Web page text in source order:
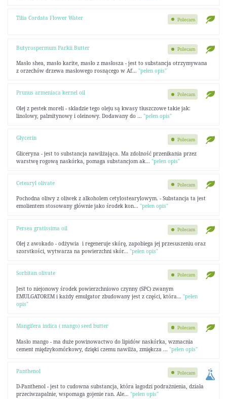
Tilia Cordata Flower Water Polecam
Butyrospermum Parkii Butter
Masło shea, masło karite, masło z masłosza - jest to substancja otrzymywana
z orzechów drzewa masłowego rosnącego w Af... "pełen opis"
Polecam
Prunus armeniaca kernel oil
Olej z pestek moreli - składzie tego oleju są kwasy tłuszczowe takie jak:
linolowy, palmitynowy i oleinowy. Dodawany do ... "pełen opis"
Polecam
Glycerin
Gliceryna - jest to substancja nawilżająca. Ma zdolność przenikania przez
warstwę rogową naskórka, pomaga substancjom ak... "pełen opis"
Polecam
Cetearyl olivate
Pochodna oliwy z oliwek z alkoholem cetylostearylowym. - Substancja ta jest
emolientem stosowany głównie jako środek kon... "pełen opis"
Polecam
Persea gratissima oil
Olej z awokado - odżywia i regeneruje skórę, zapobiega jej przesuszeniu oraz
szorstkości, wytwarza na powierzchni skór... "pełen opis"
Polecam
Sorbitan olivate
Jest to niejonowy środek powierzchniowo czynny (SPC) zwanym
EMULGATOREM i każdy emulgator zbudowany jest z części, która... "pełen
opis"
Polecam
Mangifera indica ( mango) seed butter
Masło mango - ma duże powinowactwo do lipidów naskórka, wzmacnia
cement międzykomórkowy, dzięki czemu nawilża, zmiękcza ... "pełen opis"
Polecam
Panthenol
D-Panthenol - jest to cudowna substancja, która łagodzi podrażnienia, działa
przeciwzapalnie, wspomaga gojenie ran. Ale... "pełen opis"
Polecam